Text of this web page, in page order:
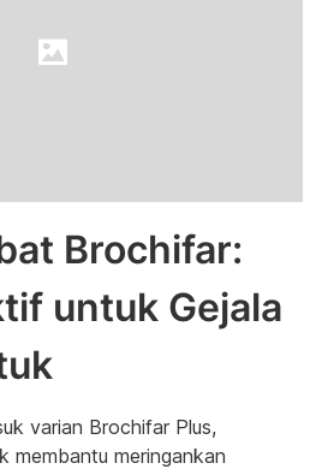
Brochifar:
untuk Gejala
varian Brochifar Plus,
membantu meringankan